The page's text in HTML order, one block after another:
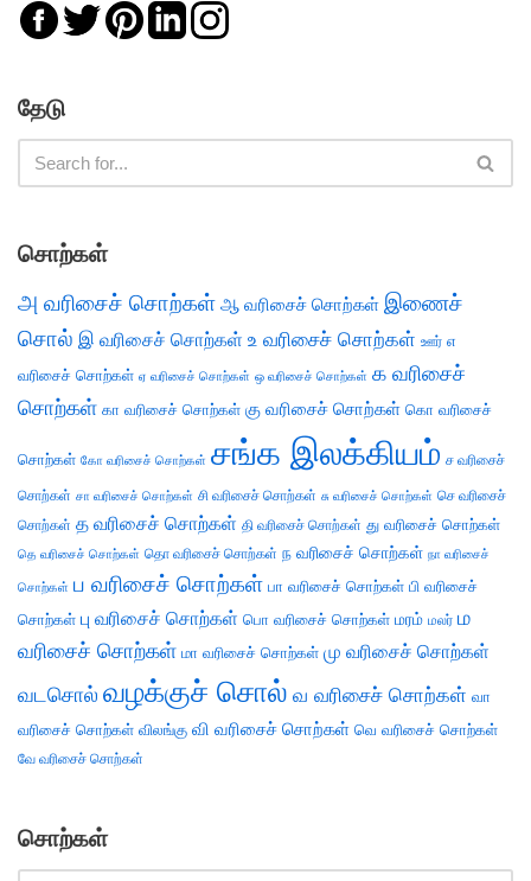
தேடு
சொற்கள்
அ வரிசைச் சொற்கள் ஆ வரிசைச் சொற்கள் இணைச்
சொல் இ வரிசைச் சொற்கள் உ வரிசைச் சொற்கள் ஊர் எ
வரிசைச் சொற்கள் ஏ வரிசைச் சொற்கள் ஒ வரிசைச் சொற்கள் க வரிசைச்
சொற்கள் கா வரிசைச் சொற்கள் கு வரிசைச் சொற்கள் கொ வரிசைச்
சொற்கள் கோ வரிசைச் சொற்கள் சங்க இலக்கியம் ச வரிசைச்
சொற்கள் சா வரிசைச் சொற்கள் சி வரிசைச் சொற்கள் சு வரிசைச் சொற்கள் செ வரிசைச்
சொற்கள் த வரிசைச் சொற்கள் தி வரிசைச் சொற்கள் து வரிசைச் சொற்கள்
தெ வரிசைச் சொற்கள் தொ வரிசைச் சொற்கள் ந வரிசைச் சொற்கள் நா வரிசைச்
சொற்கள் ப வரிசைச் சொற்கள் பா வரிசைச் சொற்கள் பி வரிசைச்
சொற்கள் பு வரிசைச் சொற்கள் பொ வரிசைச் சொற்கள் மரம் மலர் ம
வரிசைச் சொற்கள் மா வரிசைச் சொற்கள் மு வரிசைச் சொற்கள்
வடசொல் வழக்குச் சொல் வ வரிசைச் சொற்கள் வா
வரிசைச் சொற்கள் விலங்கு வி வரிசைச் சொற்கள் வெ வரிசைச் சொற்கள்
வே வரிசைச் சொற்கள்
சொற்கள்